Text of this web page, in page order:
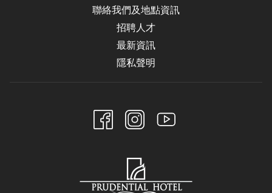
聯絡我們及地點資訊
招聘人才
最新資訊
隱私聲明